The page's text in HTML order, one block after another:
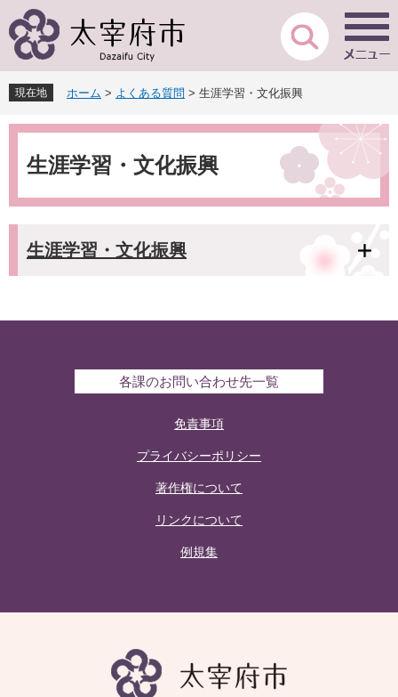
ー
先
頭
で
ニ
を
飛
ば
現在地 ホーム > よくある質問 > 生涯学習・文化振興
本
生涯学習・文化振興
生涯学習・文化振興
各課のお問い合わせ先一覧
免責事項
プライバシーポリシー
著作権について
リンクについて
例規集